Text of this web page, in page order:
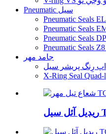
Pneumatic سيل
جامد مهر